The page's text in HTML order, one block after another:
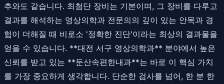
추와도 같습니다. 최첨단 장비는 기본이며, 그 장비를 다루고
결과를 해석하는 영상의학과 전문의의 깊이 있는 안목과 경
험이 더해질 때 비로소 '정확한 진단'이라는 최상의 결과물을
얻을 수 있습니다. **대전 서구 영상의학과** 분야에서 높은
신뢰를 받고 있는 **둔산속편한내과**는 바로 이 핵심 가치
를 가장 중요하게 생각합니다. 단순한 검사를 넘어, 한 분 한